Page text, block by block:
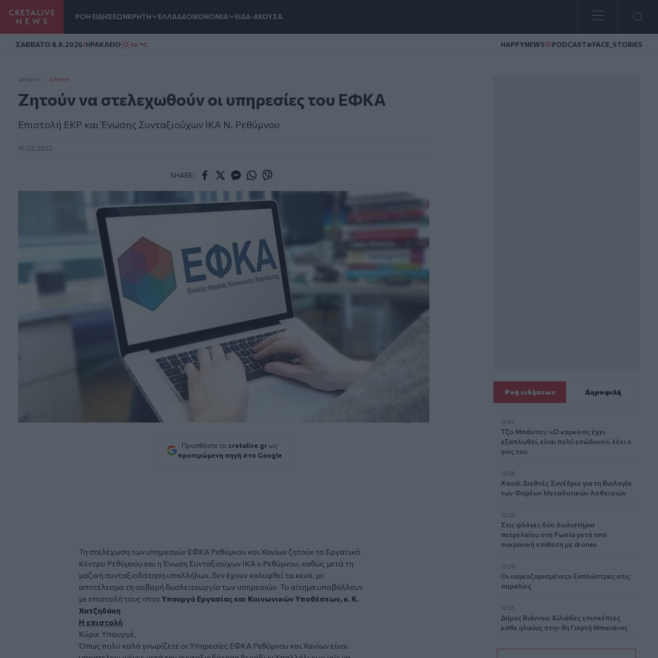
ΡΟΗ ΕΙΔΗΣΕΩΝΚΡΗΤΗ ΕΛΛΑΔΑΟΙΚΟΝΟΜΙΑ ΕΙΔΑ-ΑΚΟΥΣΑ
ΣAΒΒΑΤΟ 8.8.2026/ΗΡΑΚΛΕΙΟ 33 °C HAPPYNEWS PODCAST#FACE_STORIES
ΑΡΧΙΚΗ / ΚΡΉΤΗ
Ζητούν να στελεχωθούν οι υπηρεσίες του ΕΦΚΑ
Επιστολή ΕΚΡ και Ένωσης Συνταξιούχων ΙΚΑ Ν. Ρεθύμνου
15.02.2022
SHARE:
Προσθέστε το cretalive.gr ως
προτιμώμενη πηγή στο Google
Τη στελέχωση των υπηρεσιών ΕΦΚΑ Ρεθύμνου και Χανίων ζητούν το Εργατικό
Κέντρο Ρεθύμνου και ηΈνωση Συνταξιούχων ΙΚΑ ν.Ρεθύμνου, καθώς μετά τη
μαζική συνταξιοδότηση υπαλλήλων, δεν έχουν καλυφθεί τα κενά, με
αποτέλεσμα τη σοβαρή δυσλειτουργία των υπηρεσιών. Το αίτημα υποβάλλουν
με επιστολή τους στον Υπουργό Εργασίας και Κοινωνικών Υποθέσεων, κ. Κ.
Χατζηδάκη
Η επιστολή
Κύριε Υπουργέ,
Όπως πολύ καλά γνωρίζετε οι Υπηρεσίες ΕΦΚΑ Ρεθύμνου και Χανίων είναι
Ροή ειδήσεων Δημοφιλή
12:42
Τζο Μπάιντεν: «Ο καρκίνος έχει
εξαπλωθεί, είναι πολύ επώδυνο», λέει ο
γιος του
12:38
Χανιά: Διεθνές Συνέδριο για τη Βιολογία
των Φορέων Μεταδοτικών Ασθενειών
12:33
Στις φλόγες δύο διυλιστήρια
πετρελαίου στη Ρωσία μετά από
ουκρανική επίθεση με drones
12:29
Οι «αγκαζαρισμένες» ξαπλώστρες στις
παραλίες
12:21
Δήμος Βιάννου: Χιλιάδες επισκέπτες
κάθε ηλικίας στην 8η Γιορτή Μπανάνας
12:14